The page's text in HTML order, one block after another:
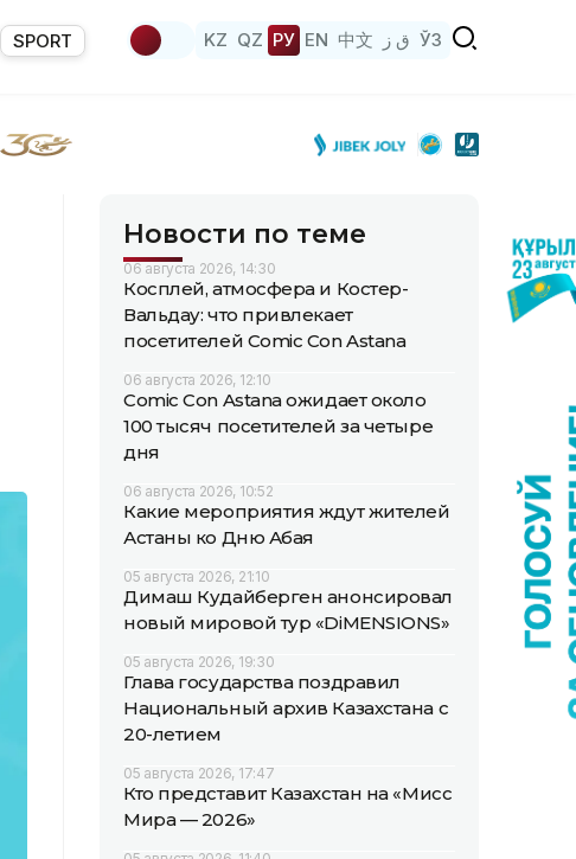
SPORT KZ QZ РУ EN 中文 ق ز ЎЗ
Новости по теме
06 августа 2026, 14:30
Косплей, атмосфера и Костер-
Вальдау: что привлекает
посетителей Comic Con Astana
06 августа 2026, 12:10
Comic Con Astana ожидает около
100 тысяч посетителей за четыре
дня
06 августа 2026, 10:52
Какие мероприятия ждут жителей
Астаны ко Дню Абая
05 августа 2026, 21:10
Димаш Кудайберген анонсировал
новый мировой тур «DiMENSIONS»
05 августа 2026, 19:30
Глава государства поздравил
Национальный архив Казахстана с
20-летием
05 августа 2026, 17:47
Кто представит Казахстан на «Мисс
Мира — 2026»